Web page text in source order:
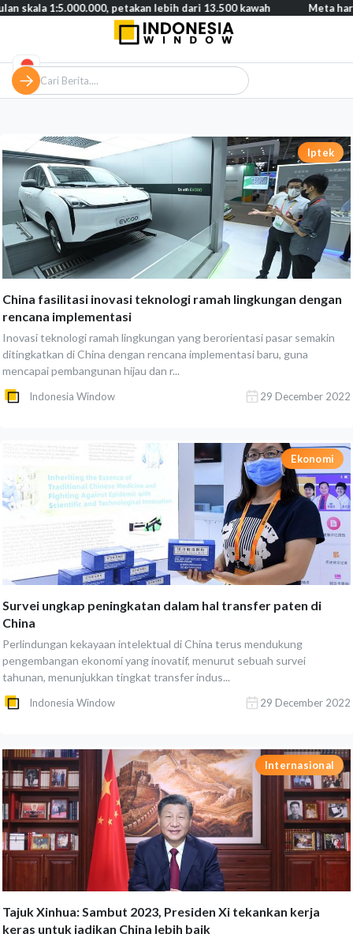
Iptek
China fasilitasi inovasi teknologi ramah lingkungan dengan
rencana implementasi
Inovasi teknologi ramah lingkungan yang berorientasi pasar semakin
ditingkatkan di China dengan rencana implementasi baru, guna
mencapai pembangunan hijau dan r...
Indonesia Window 29 December 2022
Ekonomi
Survei ungkap peningkatan dalam hal transfer paten di
China
Perlindungan kekayaan intelektual di China terus mendukung
pengembangan ekonomi yang inovatif, menurut sebuah survei
tahunan, menunjukkan tingkat transfer indus...
Indonesia Window 29 December 2022
Internasional
Tajuk Xinhua: Sambut 2023, Presiden Xi tekankan kerja
keras untuk jadikan China lebih baik
petakan lebih dari 13.500 kawah Meta harus